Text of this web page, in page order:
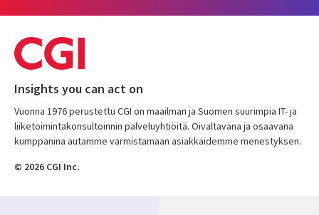
Insights you can act on
Vuonna 1976 perustettu CGI on maailman ja Suomen suurimpia IT- ja
liiketoimintakonsultoinnin palveluyhtiöitä. Oivaltavana ja osaavana
kumppanina autamme varmistamaan asiakkaidemme menestyksen.
© 2026 CGI Inc.